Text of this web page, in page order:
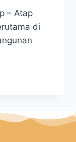
– Atap
di